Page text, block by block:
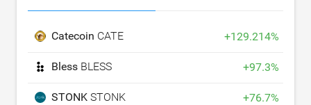
Catecoin CATE +129.214%
Bless BLESS +97.3%
STONK STONK +76.7%